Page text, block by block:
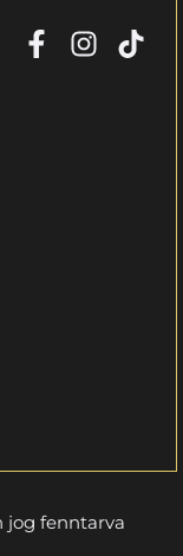
jog fenntarva